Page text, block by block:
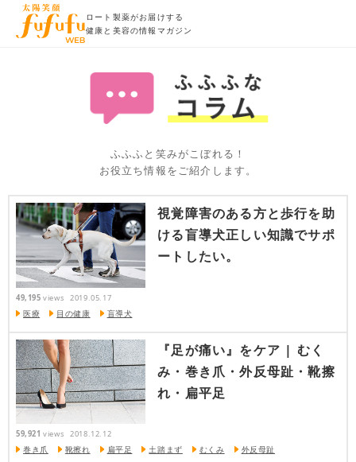
ロート製薬がお届けする
健康と美容の情報マガジン
ふふふと笑みがこぼれる！
お役立ち情報をご紹介します。
視覚障害のある方と歩行を助
ける盲導犬正しい知識でサポ
ートしたい。
49,195 views 2019.05.17
医療 目の健康 盲導犬
『足が痛い』をケア | むく
み・巻き爪・外反母趾・靴擦
れ・扁平足
59,921 views 2018.12.12
巻き爪 靴擦れ 扁平足 土踏まず むくみ 外反母趾